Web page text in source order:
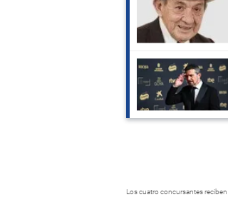
Los cuatro concursantes